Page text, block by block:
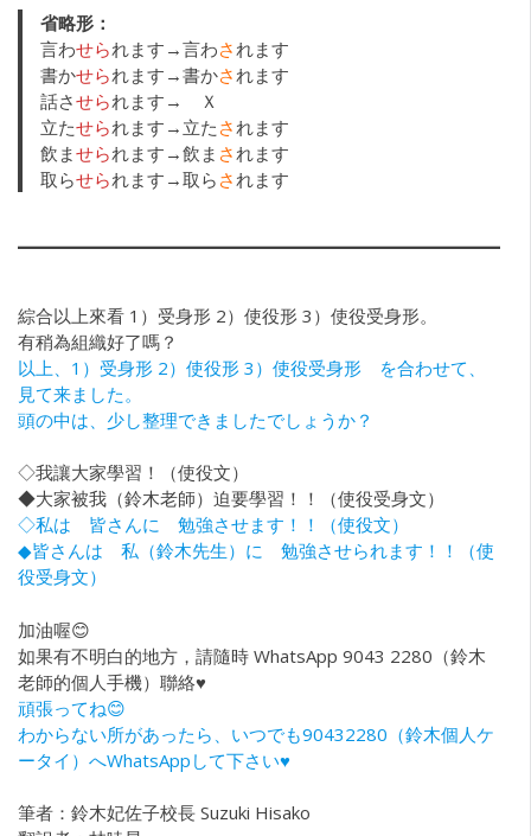
省略形：
言わせられます→言わさ れます
書かせられます→書かさ れます
話させられます→ Ｘ
立たせられます→立た さ れます
飲ませられます→飲ま さ れます
取らせられます→取ら さ れます
綜合以上來看 1）受身形 2）使役形 3）使役受身形。
有稍為組織好了嗎？
以上、1）受身形 2）使役形 3）使役受身形 を合わせて、
見て来ました。
頭の中は、少し整理できましたでしょうか？
◇我讓大家學習！（使役文）
◆大家被我（鈴木老師）迫要學習！！（使役受身文）
◇私は 皆さんに 勉強させます！！（使役文）
◆皆さんは 私（鈴木先生）に 勉強させられます！！（使
役受身文）
加油喔😊
如果有不明白的地方，請隨時 WhatsApp 9043 2280（鈴木
老師的個人手機）聯絡♥
頑張ってね😊
わからない所があったら、いつでも90432280（鈴木個人ケ
ータイ）へWhatsAppして下さい♥
筆者：鈴木妃佐子校長 Suzuki Hisako